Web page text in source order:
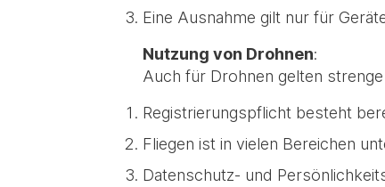
Eine Ausnahme gilt nur für
Nutzung von Drohnen:
Auch für Drohnen gelten strenge
Registrierungspflicht besteht
Fliegen ist in vielen Bereichen
Datenschutz- und